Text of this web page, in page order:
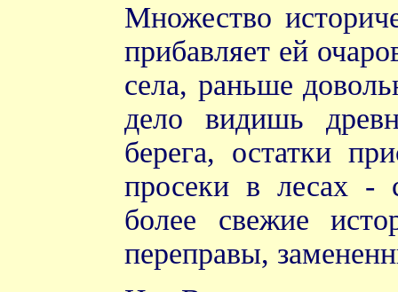
Множество
прибавляет ей
села, раньше
дело видишь
берега, остатки
просеки в лесах -
более свежие
переправы,